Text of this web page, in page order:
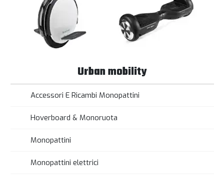
Urban mobility
Accessori E Ricambi Monopattini
Hoverboard & Monoruota
Monopattini
Monopattini elettrici